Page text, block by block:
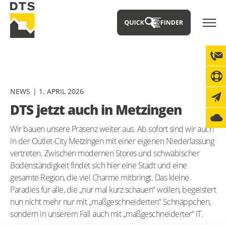
NEWS 1. APRIL 2026
DTS jetzt auch in Metzingen
Wir bauen unsere Präsenz weiter aus. Ab sofort sind wir auch
in der Outlet-City Metzingen mit einer eigenen Niederlassung
vertreten. Zwischen modernen Stores und schwäbischer
Bodenständigkeit findet sich hier eine Stadt und eine
gesamte Region, die viel Charme mitbringt. Das kleine
Paradies für alle, die „nur mal kurz schauen“ wollen, begeistert
nun nicht mehr nur mit „maßgeschneiderten“ Schnäppchen,
sondern in unserem Fall auch mit „maßgeschneiderter“ IT.